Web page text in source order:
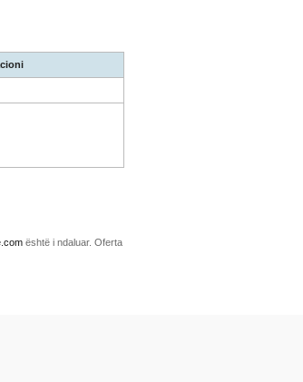
është i ndaluar. Oferta